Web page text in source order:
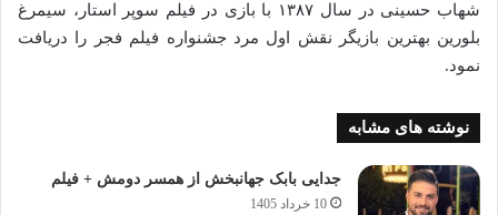
شهاب حسینی در سال ۱۳۸۷ با بازی در فیلم سوپر استار، سیمرغ
بلورین بهترین بازیگر نقش اول مرد جشنواره فیلم فجر را دریافت
نمود.
نوشته های مشابه
جدایی بابک جهانبخش از همسر دومش + فیلم
10 خرداد 1405